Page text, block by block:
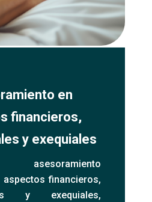
en
financieros,
y exequiales
asesoramiento
aspectos financieros,
y exequiales,